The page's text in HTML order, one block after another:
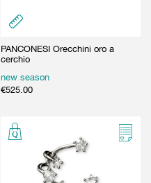
PANCONESI Orecchini oro a
cerchio
new season
€525.00